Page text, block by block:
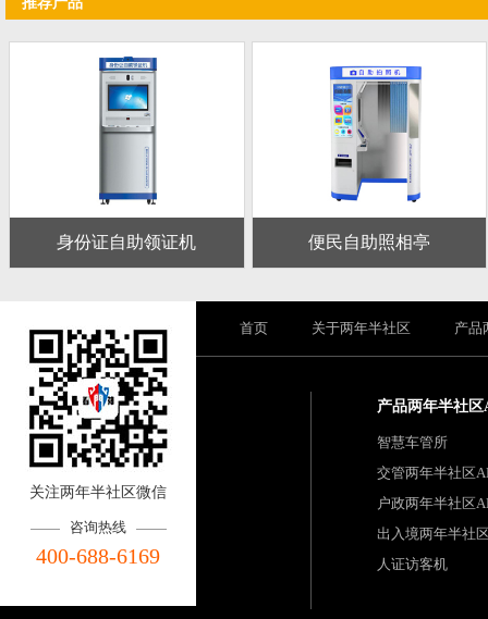
身份证自助领证机 便民自助照相亭
关注两年半社区微信
咨询热线
400-688-6169
首页 关于两年半社区 产品
产品两年半社区
智慧车管所
交管两年半社区
户政两年半社区
出入境两年半社
人证访客机